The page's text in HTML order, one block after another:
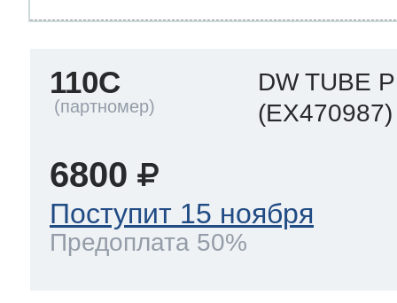
110C
DW TUBE
(EX470987)
6800
Поступит 15 ноября
Предоплата 50%